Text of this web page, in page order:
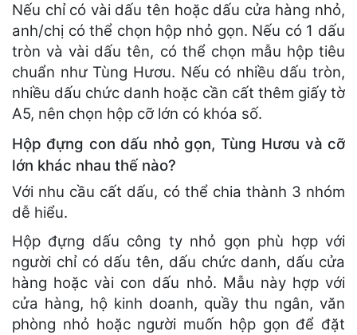
Nếu chỉ có vài dấu tên hoặc dấu cửa hàng nhỏ,
anh/chị có thể chọn hộp nhỏ gọn. Nếu có 1 dấu
tròn và vài dấu tên, có thể chọn mẫu hộp tiêu
chuẩn như Tùng Hươu. Nếu có nhiều dấu tròn,
nhiều dấu chức danh hoặc cần cất thêm giấy tờ
A5, nên chọn hộp cỡ lớn có khóa số.
Hộp đựng con dấu nhỏ gọn, Tùng Hươu và cỡ
lớn khác nhau thế nào?
Với nhu cầu cất dấu, có thể chia thành 3 nhóm
dễ hiểu.
Hộp đựng dấu công ty nhỏ gọn phù hợp với
người chỉ có dấu tên, dấu chức danh, dấu cửa
hàng hoặc vài con dấu nhỏ. Mẫu này hợp với
cửa hàng, hộ kinh doanh, quầy thu ngân, văn
phòng nhỏ hoặc người muốn hộp gọn để đặt